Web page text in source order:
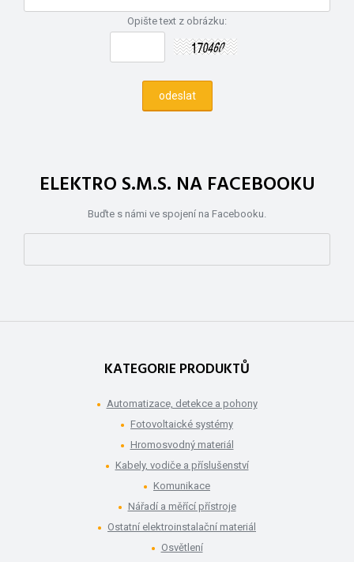
Opište text z obrázku:
ELEKTRO S.M.S. NA FACEBOOKU
Buďte s námi ve spojení na Facebooku.
KATEGORIE PRODUKTŮ
Automatizace, detekce a pohony
Fotovoltaické systémy
Hromosvodný materiál
Kabely, vodiče a příslušenství
Komunikace
Nářadí a měřící přístroje
Ostatní elektroinstalační materiál
Osvětlení